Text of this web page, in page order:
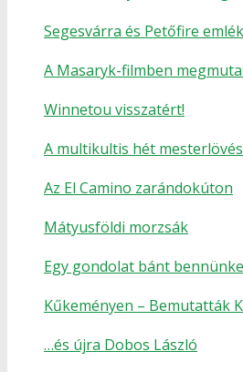
Segesvárra és Petőfire
A Masaryk-filmben
Winnetou visszatért!
A multikultis hét
Az El Camino zarándokúton
Mátyusföldi morzsák
Egy gondolat bánt
Kűkeményen – Bemutatták
…és újra Dobos László